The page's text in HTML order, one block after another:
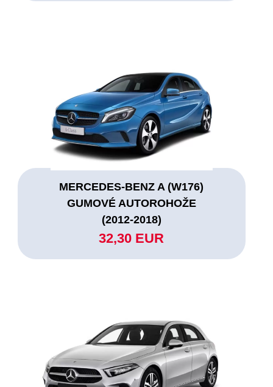
MERCEDES-BENZ A (W176)
GUMOVÉ AUTOROHOŽE
(2012-2018)
32,30 EUR